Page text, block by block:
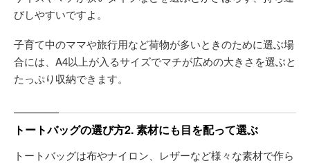
びしやすいですよ。
子育て中のママや旅行用など荷物が多いときのために選ぶ場
合には、A4以上が入るサイズでマチが広めの大きさを選ぶと
たっぷり収納できます。
トートバッグの選び方2. 素材にも目を配って選ぶ
トートバッグは布やナイロン、レザーなど様々な素材で作ら